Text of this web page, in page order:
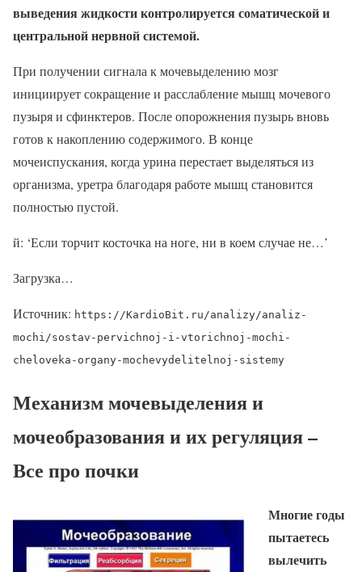
выведения жидкости контролируется соматической и
центральной нервной системой.
При получении сигнала к мочевыделению мозг
инициирует сокращение и расслабление мышц мочевого
пузыря и сфинктеров. После опорожнения пузырь вновь
готов к накоплению содержимого. В конце
мочеиспускания, когда урина перестает выделяться из
организма, уретра благодаря работе мышц становится
полностью пустой.
й: ‘Если торчит косточка на ноге, ни в коем случае не…’
Загрузка…
Источник: https://KardioBit.ru/analizy/analiz-
mochi/sostav-pervichnoj-i-vtorichnoj-mochi-
cheloveka-organy-mochevydelitelnoj-sistemy
Механизм мочевыделения и
мочеобразования и их регуляция –
Все про почки
Многие годы
пытаетесь
вылечить